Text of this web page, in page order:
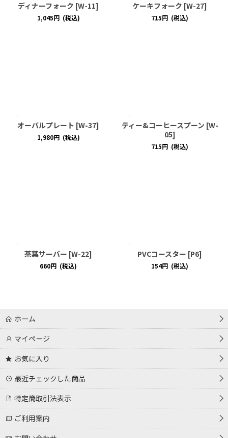
ディナーフォーク [W-11]
1,045円 (税込)
ケーキフォーク [W-27]
715円 (税込)
オーバルプレート [W-37]
1,980円 (税込)
ティー&コーヒースプーン [W-
05]
715円 (税込)
茶葉サーバー [W-22]
660円 (税込)
PVCコースター [P6]
154円 (税込)
ホーム
マイページ
お気に入り
最近チェックした商品
特定商取引法表示
ご利用案内